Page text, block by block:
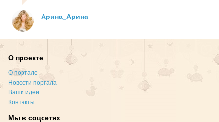
Арина_Арина
О проекте
О портале
Новости портала
Ваши идеи
Контакты
Мы в соцсетях